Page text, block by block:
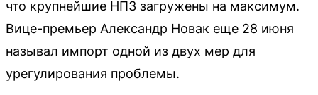
что крупнейшие НПЗ загружены на максимум.
Вице-премьер Александр Новак еще 28 июня
называл импорт одной из двух мер для
урегулирования проблемы.